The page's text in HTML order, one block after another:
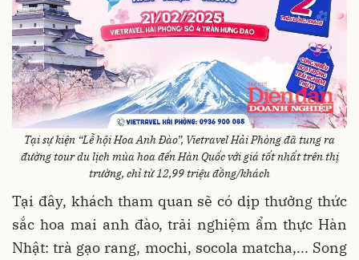
Tại sự kiện “Lễ hội Hoa Anh Đào”, Vietravel Hải Phòng đã tung ra
đường tour du lịch mùa hoa đến Hàn Quốc với giá tốt nhất trên thị
trường, chỉ từ 12,99 triệu đồng/khách
Tại đây, khách tham quan sẽ có dịp thưởng thức
sắc hoa mai anh đào, trải nghiệm ẩm thực Hàn
Nhật: trà gạo rang, mochi, socola matcha,... Song